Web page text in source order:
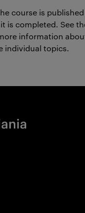
course is
is completed. See
information
individual topics.